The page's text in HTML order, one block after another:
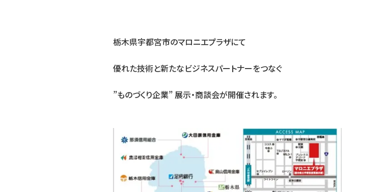
栃木県宇都宮市のマロニエプラザにて
優れた技術と新たなビジネスパートナーをつなぐ
”ものづくり企業” 展示・商談会が開催されます。